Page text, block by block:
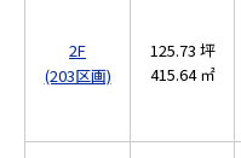
2F
(203区画)
125.73 坪
415.64 ㎡